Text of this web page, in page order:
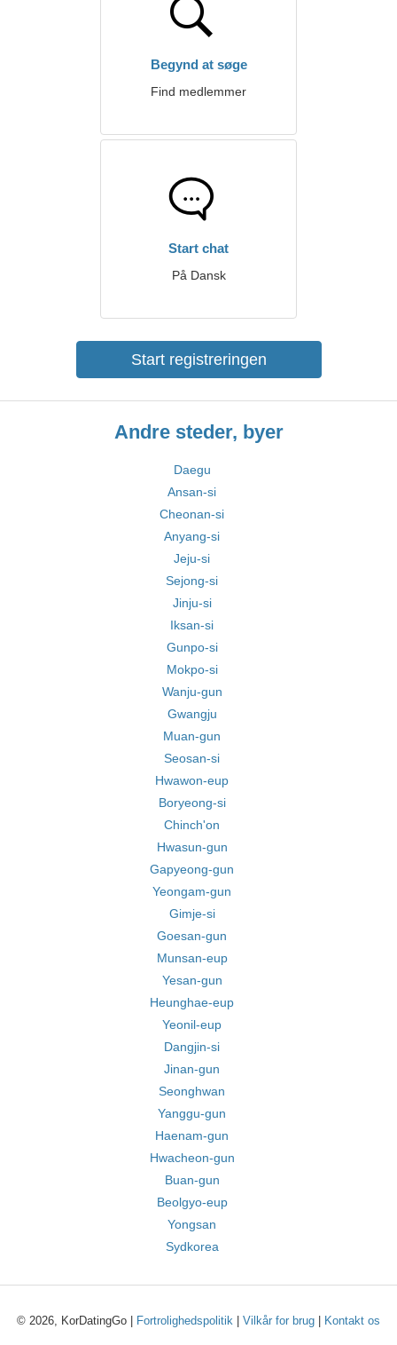
Begynd at søge
Find medlemmer
Start chat
På Dansk
Start registreringen
Andre steder, byer
Daegu
Ansan-si
Cheonan-si
Anyang-si
Jeju-si
Sejong-si
Jinju-si
Iksan-si
Gunpo-si
Mokpo-si
Wanju-gun
Gwangju
Muan-gun
Seosan-si
Hwawon-eup
Boryeong-si
Chinch'on
Hwasun-gun
Gapyeong-gun
Yeongam-gun
Gimje-si
Goesan-gun
Munsan-eup
Yesan-gun
Heunghae-eup
Yeonil-eup
Dangjin-si
Jinan-gun
Seonghwan
Yanggu-gun
Haenam-gun
Hwacheon-gun
Buan-gun
Beolgyo-eup
Yongsan
Sydkorea
© 2026, KorDatingGo | Fortrolighedspolitik Vilkår for brug Kontakt os